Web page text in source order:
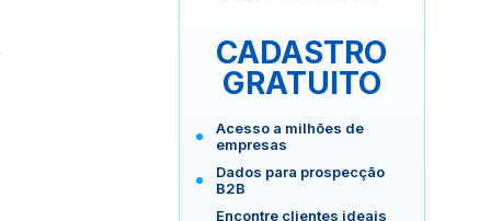
CADASTRO
GRATUITO
Acesso a milhões de
empresas
Dados para prospecção
B2B
Encontre clientes ideais